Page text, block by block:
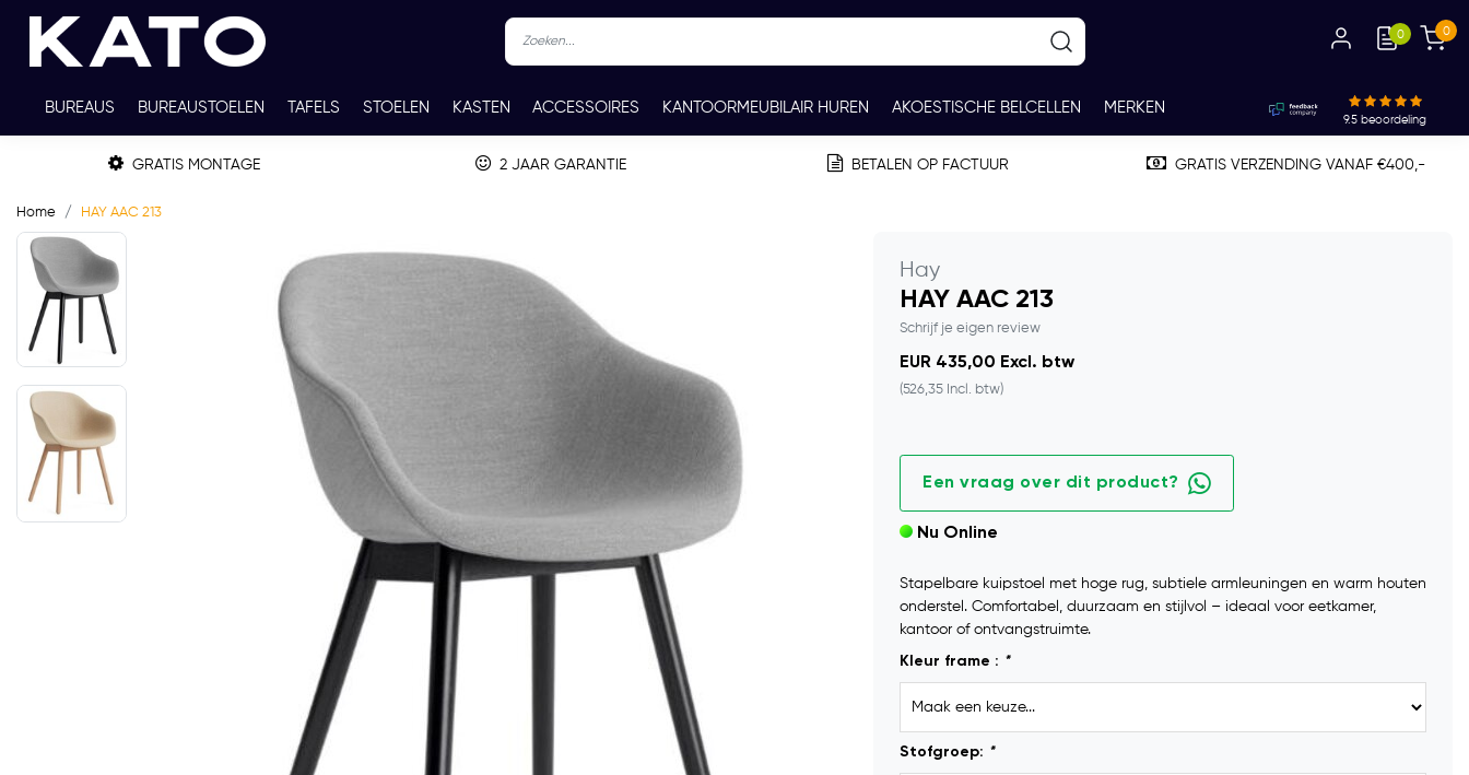
0 0
BUREAUS BUREAUSTOELEN TAFELS STOELEN KASTEN ACCESSOIRES KANTOORMEUBILAIR HUREN AKOESTISCHE BELCELLEN MERKEN
TWEEDEHANDS THUISWERKPLEKKEN WERKBLADKLEUREN CONTACT
9.5 beoordeling
GRATIS MONTAGE 2 JAAR GARANTIE BETALEN OP FACTUUR GRATIS VERZENDING VANAF €400,-
Home HAY AAC 213
Hay
HAY AAC 213
Schrijf je eigen review
EUR 435,00 Excl. btw
(526,35 Incl. btw)
Een vraag over dit product?
Nu Online
Stapelbare kuipstoel met hoge rug, subtiele armleuningen en warm houten
onderstel. Comfortabel, duurzaam en stijlvol – ideaal voor eetkamer,
kantoor of ontvangstruimte.
Kleur frame : *
Stofgroep: *